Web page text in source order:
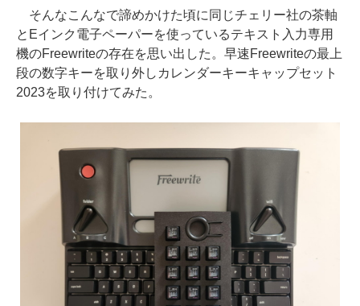
そんなこんなで諦めかけた頃に同じチェリー社の茶軸
とEインク電子ペーパーを使っているテキスト入力専用
機のFreewriteの存在を思い出した。早速Freewriteの最上
段の数字キーを取り外しカレンダーキーキャップセット
2023を取り付けてみた。